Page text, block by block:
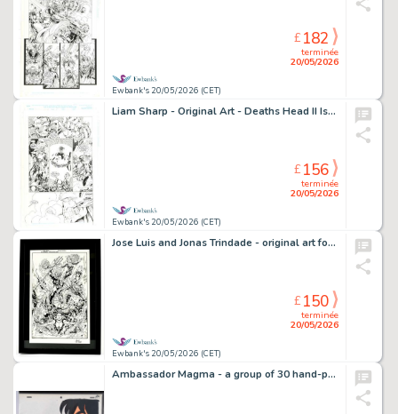
Ewbank's 20/05/2026 (CET)
terminée
20/05/2026
£182
Liam Sharp - Original Art - Deaths Head II Issue No. 19 Page No. 10 - unpublished original art page…
Ewbank's 20/05/2026 (CET)
terminée
20/05/2026
£156
Jose Luis and Jonas Trindade - original art for Aquaman - Framed and Glazed (DC Comics, 2021).
Ewbank's 20/05/2026 (CET)
terminée
20/05/2026
£150
Ambassador Magma - a group of 30 hand-painted production animation cels with matching pencil douga…